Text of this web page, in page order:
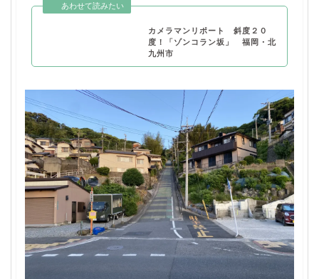
カメラマンリポート 斜度２０
度！「ゾンコラン坂」 福岡・北
九州市